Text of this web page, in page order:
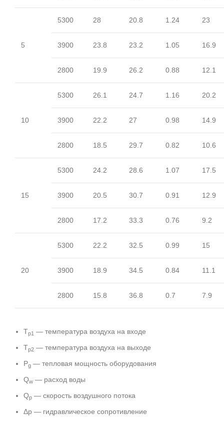
5
5300 28 20.8 1.24 23
3900 23.8 23.2 1.05 16.9
2800 19.9 26.2 0.88 12.1
10
5300 26.1 24.7 1.16 20.2
3900 22.2 27 0.98 14.9
2800 18.5 29.7 0.82 10.6
15
5300 24.2 28.6 1.07 17.5
3900 20.5 30.7 0.91 12.9
2800 17.2 33.3 0.76 9.2
20
5300 22.2 32.5 0.99 15
3900 18.9 34.5 0.84 11.1
2800 15.8 36.8 0.7 7.9
Tp1 — температура воздуха на входе
Tp2 — температура воздуха на выходе
Pg — тепловая мощность оборудования
Qw — расход воды
Qp — скорость воздушного потока
Δp — гидравлическое сопротивление